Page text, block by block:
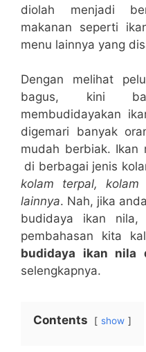
diolah menjadi
makanan seperti
menu lainnya yang
Dengan melihat
bagus, kini
membudidayakan
digemari banyak
mudah berbiak. Ikan
di berbagai jenis
kolam terpal,
lainnya. Nah, jika
budidaya ikan nila,
pembahasan kita
budidaya ikan nila
selengkapnya.
Contents show